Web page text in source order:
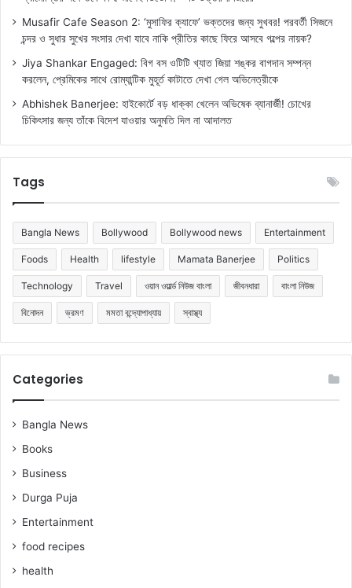
Musafir Cafe Season 2: ‘মুসাফির ক্যাফে’ ভক্তদের জন্য সুখবর! পরবর্তী সিজনে
চন্দর ও সুধার সুখের সংসার দেখা যাবে নাকি প্রীতির কাছে ফিরে আসবে গল্পের নায়ক?
Jiya Shankar Engaged: বিগ বস ওটিটি খ্যাত জিয়া শঙ্কর বাগদান সম্পন্ন
করলেন, প্রেমিকের সাথে রোম্যান্টিক মুহূর্ত কাটাতে দেখা গেল অভিনেত্রীকে
Abhishek Banerjee: হাইকোর্টে বড় ধাক্কা খেলেন অভিষেক ব্যানার্জী! চোখের
চিকিৎসার জন্য তাঁকে বিদেশ যাওয়ার অনুমতি দিল না আদালত
Tags
Bangla News Bollywood Bollywood news Entertainment
Foods Health lifestyle Mamata Banerjee Politics
Technology Travel ওয়ান ওয়ার্ল্ড নিউজ বাংলা জীবনধারা বাংলা নিউজ
বিনোদন ভ্রমণ মমতা বন্দ্যোপাধ্যায় স্বাস্থ্য
Categories
Bangla News
Books
Business
Durga Puja
Entertainment
food recipes
health